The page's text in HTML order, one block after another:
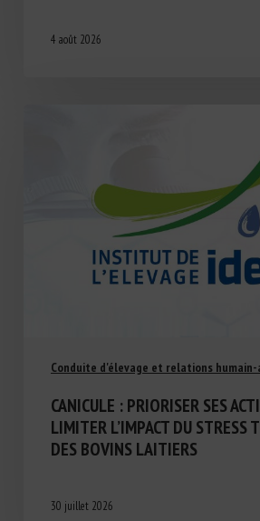
4 août 2026
Conduite d'élevage et relations
CANICULE : PRIORISER SES
LIMITER L’IMPACT DU STRESS
DES BOVINS LAITIERS
30 juillet 2026